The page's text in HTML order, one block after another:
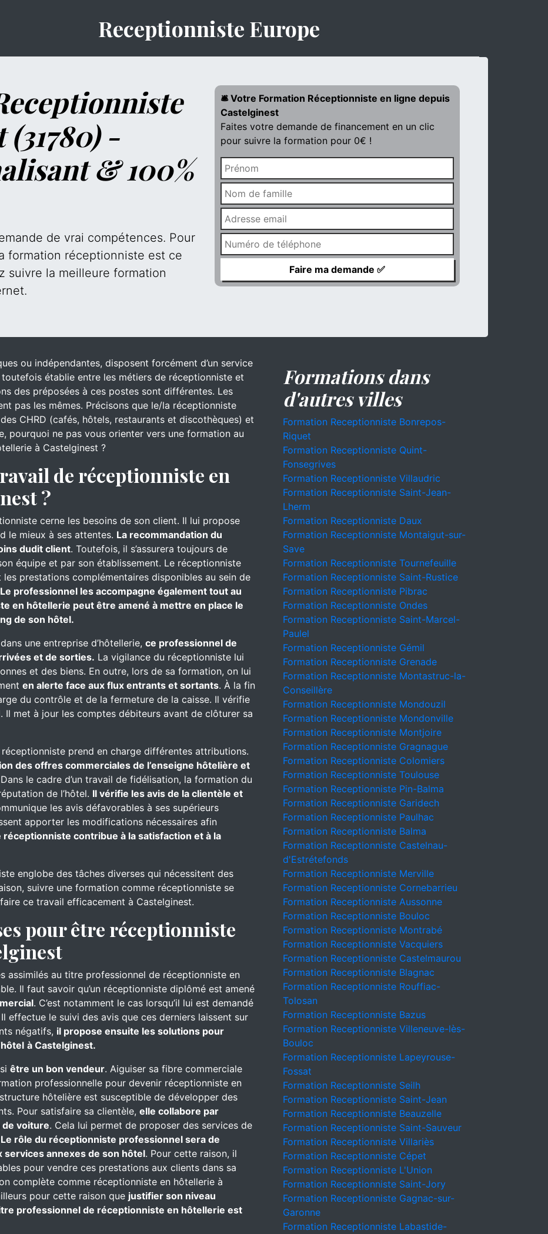
Receptionniste Europe
-
& 100%
de vrai compétences. Pour
formation réceptionniste est ce
suivre la meilleure formation
🛎️ Votre Formation Réceptionniste en ligne depuis
Castelginest
Faites votre demande de financement en un clic
pour suivre la formation pour 0€ !
ou indépendantes, disposent forcément d’un service
toutefois établie entre les métiers de réceptionniste et
des préposées à ces postes sont différentes. Les
pas les mêmes. Précisons que le/la réceptionniste
CHRD (cafés, hôtels, restaurants et discothèques) et
pourquoi ne pas vous orienter vers une formation au
à Castelginest ?
de réceptionniste en
?
cerne les besoins de son client. Il lui propose
le mieux à ses attentes. La recommandation du
dudit client. Toutefois, il s’assurera toujours de
équipe et par son établissement. Le réceptionniste
prestations complémentaires disponibles au sein de
Le professionnel les accompagne également tout au
en hôtellerie peut être amené à mettre en place le
de son hôtel.
une entreprise d’hôtellerie, ce professionnel de
et de sorties. La vigilance du réceptionniste lui
et des biens. En outre, lors de sa formation, on lui
en alerte face aux flux entrants et sortants. À la fin
du contrôle et de la fermeture de la caisse. Il vérifie
Il met à jour les comptes débiteurs avant de clôturer sa
prend en charge différentes attributions.
des offres commerciales de l’enseigne hôtelière et
Dans le cadre d’un travail de fidélisation, la formation du
de l’hôtel. Il vérifie les avis de la clientèle et
les avis défavorables à ses supérieurs
apporter les modifications nécessaires afin
réceptionniste contribue à la satisfaction et à la
englobe des tâches diverses qui nécessitent des
suivre une formation comme réceptionniste se
ce travail efficacement à Castelginest.
pour être réceptionniste
assimilés au titre professionnel de réceptionniste en
Il faut savoir qu’un réceptionniste diplômé est amené
. C’est notamment le cas lorsqu’il lui est demandé
effectue le suivi des avis que ces derniers laissent sur
négatifs, il propose ensuite les solutions pour
à Castelginest.
être un bon vendeur. Aiguiser sa fibre commerciale
professionnelle pour devenir réceptionniste en
hôtelière est susceptible de développer des
Pour satisfaire sa clientèle, elle collabore par
de voiture. Cela lui permet de proposer des services de
Le rôle du réceptionniste professionnel sera de
annexes de son hôtel. Pour cette raison, il
pour vendre ces prestations aux clients dans sa
complète comme réceptionniste en hôtellerie à
pour cette raison que justifier son niveau
professionnel de réceptionniste en hôtellerie est
Formations dans
d'autres villes
Formation Receptionniste Bonrepos-
Riquet
Formation Receptionniste Quint-
Fonsegrives
Formation Receptionniste Villaudric
Formation Receptionniste Saint-Jean-
Lherm
Formation Receptionniste Daux
Formation Receptionniste Montaigut-sur-
Save
Formation Receptionniste Tournefeuille
Formation Receptionniste Saint-Rustice
Formation Receptionniste Pibrac
Formation Receptionniste Ondes
Formation Receptionniste Saint-Marcel-
Paulel
Formation Receptionniste Gémil
Formation Receptionniste Grenade
Formation Receptionniste Montastruc-la-
Conseillère
Formation Receptionniste Mondouzil
Formation Receptionniste Mondonville
Formation Receptionniste Montjoire
Formation Receptionniste Gragnague
Formation Receptionniste Colomiers
Formation Receptionniste Toulouse
Formation Receptionniste Pin-Balma
Formation Receptionniste Garidech
Formation Receptionniste Paulhac
Formation Receptionniste Balma
Formation Receptionniste Castelnau-
d'Estrétefonds
Formation Receptionniste Merville
Formation Receptionniste Cornebarrieu
Formation Receptionniste Aussonne
Formation Receptionniste Bouloc
Formation Receptionniste Montrabé
Formation Receptionniste Vacquiers
Formation Receptionniste Castelmaurou
Formation Receptionniste Blagnac
Formation Receptionniste Rouffiac-
Tolosan
Formation Receptionniste Bazus
Formation Receptionniste Villeneuve-lès-
Bouloc
Formation Receptionniste Lapeyrouse-
Fossat
Formation Receptionniste Seilh
Formation Receptionniste Saint-Jean
Formation Receptionniste Beauzelle
Formation Receptionniste Saint-Sauveur
Formation Receptionniste Villariès
Formation Receptionniste Cépet
Formation Receptionniste L'Union
Formation Receptionniste Saint-Jory
Formation Receptionniste Gagnac-sur-
Garonne
Formation Receptionniste Labastide-